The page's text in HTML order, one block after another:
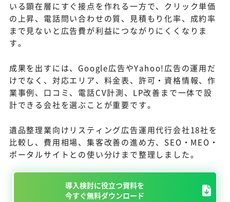
いる顕在層にすぐ接点を作れる一方で、クリック単価
の上昇、電話問い合わせの質、見積もり化率、成約率
まで見ないと広告費が利益につながりにくくなりま
す。
成果を出すには、Google広告やYahoo!広告の運用だ
けでなく、対応エリア、料金表、許可・資格情報、作
業事例、口コミ、電話CV計測、LP改善まで一体で設
計できる会社を選ぶことが重要です。
遺品整理業向けリスティング広告運用代行会社18社を
比較し、費用相場、集客改善の進め方、SEO・MEO・
ポータルサイトとの使い分けまで整理しました。
導入検討に役立つ資料を
今すぐ無料ダウンロード